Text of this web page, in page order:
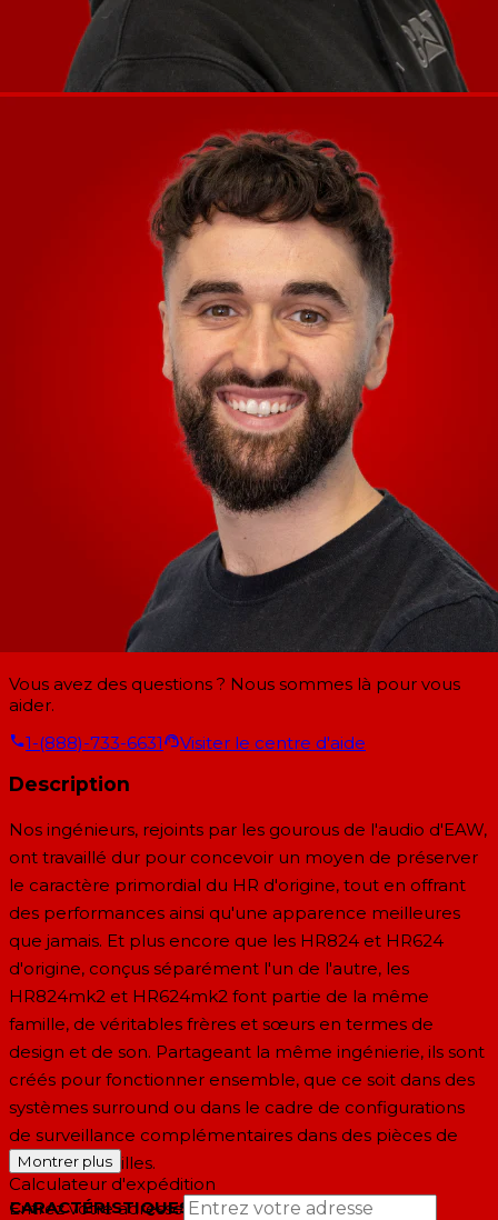
Vous avez des questions ? Nous sommes là pour vous
aider.
1-(888)-733-6631
Visiter le centre d'aide
Description
Nos ingénieurs, rejoints par les gourous de l'audio d'EAW,
ont travaillé dur pour concevoir un moyen de préserver
le caractère primordial du HR d'origine, tout en offrant
des performances ainsi qu'une apparence meilleures
que jamais. Et plus encore que les HR824 et HR624
d'origine, conçus séparément l'un de l'autre, les
HR824mk2 et HR624mk2 font partie de la même
famille, de véritables frères et sœurs en termes de
design et de son. Partageant la même ingénierie, ils sont
créés pour fonctionner ensemble, que ce soit dans des
systèmes surround ou dans le cadre de configurations
de surveillance complémentaires dans des pièces de
différentes tailles.
CARACTÉRISTIQUES:
Montrer plus
Calculateur d'expédition
Entrez votre adresse